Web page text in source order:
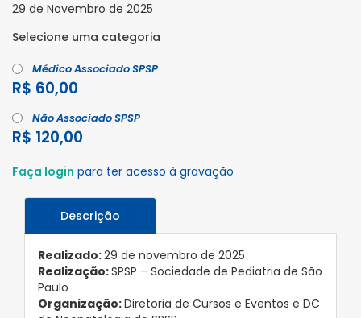
29 de Novembro de 2025
Selecione uma categoria
Médico Associado SPSP
R$ 60,00
Não Associado SPSP
R$ 120,00
Faça login para ter acesso à gravação
Descrição
Realizado:29 de novembro de 2025
Realização:SPSP – Sociedade de Pediatria de São
Paulo
Organização:Diretoria de Cursos e Eventos e DC